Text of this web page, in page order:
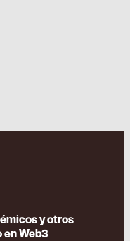
y otros
Web3